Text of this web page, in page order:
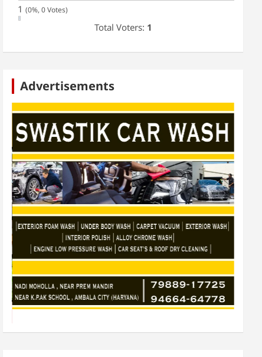
1(0%, 0 Votes)
Total Voters: 1
Advertisements